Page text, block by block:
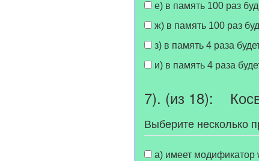
е) в память 100 раз
ж) в память 100 раз
з) в память 4 раза
и) в память 4 раза
7). (из 18):
Выберите несколько